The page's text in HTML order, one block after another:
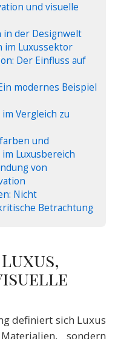
und visuelle
in der Designwelt
im Luxussektor
Der Einfluss auf
modernes Beispiel
Vergleich zu
und
Luxusbereich
von
Nicht
Betrachtung
definiert sich Luxus
sondern